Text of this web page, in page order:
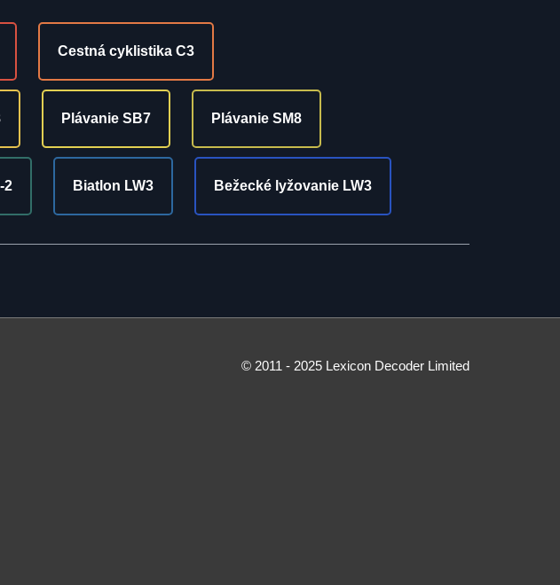
Cestná cyklistika C3
Plávanie SB7 Plávanie SM8
2 Biatlon LW3 Bežecké lyžovanie LW3
© 2011 - 2025 Lexicon Decoder Limited